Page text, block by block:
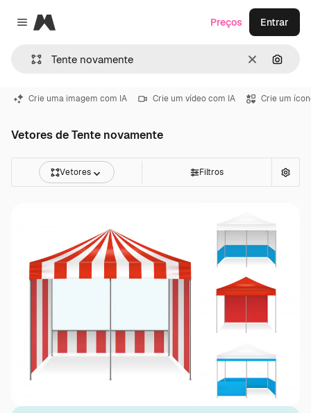
Close menu
Magnific
Limpar
Preços Entrar
Crie uma imagem com IA Crie um vídeo com IA Crie um
Vetores de Tente novamente
Vetores Filtros